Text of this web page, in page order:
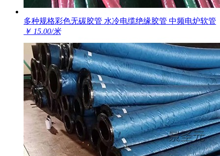
多种规格彩色无碳胶管 水冷电缆绝缘胶管 中频电炉软管
￥ 15.00/米